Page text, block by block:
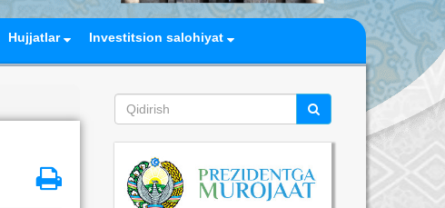
Hujjatlar Investitsion salohiyat